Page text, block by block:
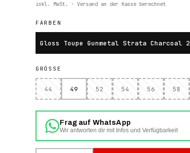
inkl. MwSt. · Versand an der Kasse berechnet
FARBEN
Gloss Toupe Gunmetal Strata Charcoal 2
GRÖSSE
44 49 52 54 56 58
Frag auf WhatsApp
Wir antworten dir mit Infos und Verfügbarkeit